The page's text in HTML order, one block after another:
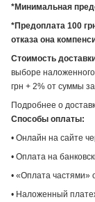
*Минимальная
*Предоплата 100
отказа она
Стоимость
выборе
грн + 2% от суммы
Подробнее о
Способы оплаты:
• Онлайн на сайте
• Оплата на
• «Оплата частями»
• Наложенный